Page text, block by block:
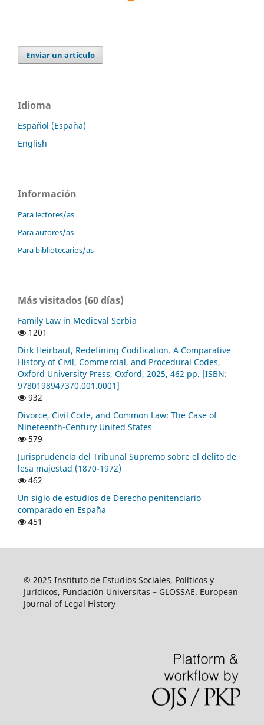
Enviar un artículo
Idioma
Español (España)
English
Información
Para lectores/as
Para autores/as
Para bibliotecarios/as
Más visitados (60 días)
Family Law in Medieval Serbia
1201
Dirk Heirbaut, Redefining Codification. A Comparative
History of Civil, Commercial, and Procedural Codes,
Oxford University Press, Oxford, 2025, 462 pp. [ISBN:
9780198947370.001.0001]
932
Divorce, Civil Code, and Common Law: The Case of
Nineteenth-Century United States
579
Jurisprudencia del Tribunal Supremo sobre el delito de
lesa majestad (1870-1972)
462
Un siglo de estudios de Derecho penitenciario
comparado en España
451
© 2025 Instituto de Estudios Sociales, Políticos y
Jurídicos, Fundación Universitas – GLOSSAE. European
Journal of Legal History